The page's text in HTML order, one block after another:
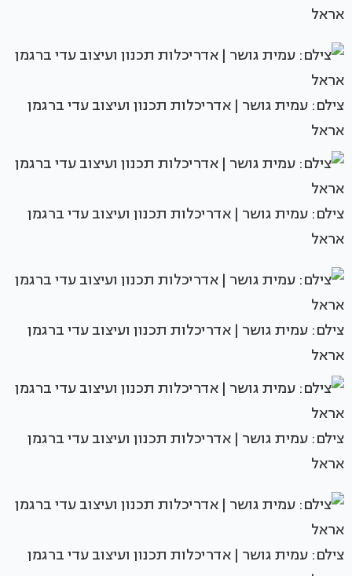
אראל
צילם: עמית גושר | אדריכלות תכנון ועיצוב עדי ברגמן
אראל
צילם: עמית גושר | אדריכלות תכנון ועיצוב עדי ברגמן
אראל
צילם: עמית גושר | אדריכלות תכנון ועיצוב עדי ברגמן
אראל
צילם: עמית גושר | אדריכלות תכנון ועיצוב עדי ברגמן
אראל
צילם: עמית גושר | אדריכלות תכנון ועיצוב עדי ברגמן